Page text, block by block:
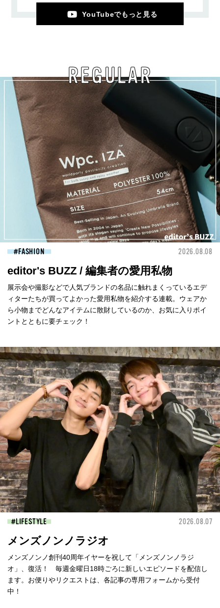
YouTubeでもっと見る
REGULAR
FASHION 2026.08.08
editor's BUZZ / 編集者の愛用私物
展示会や撮影などで人気ブランドの名品に触れまくっているエデ
ィターたちが買ってよかった愛用私物を紹介する連載。ウェアか
ら小物までどんなアイテムに散財しているのか、お気に入りポイ
ントとともに要チェック！
LIFESTYLE 2026.08.07
メンズノンノラジオ
メンズノンノ創刊40周年イヤーを祝して「メンズノンノラジ
オ」、復活！ 毎週金曜日18時ごろに新しいエピソードを配信し
ます。お便りやリクエストは、各記事の専用フォームから受付
中！